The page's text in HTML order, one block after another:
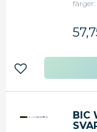
färger:
Lägg till i
BIC